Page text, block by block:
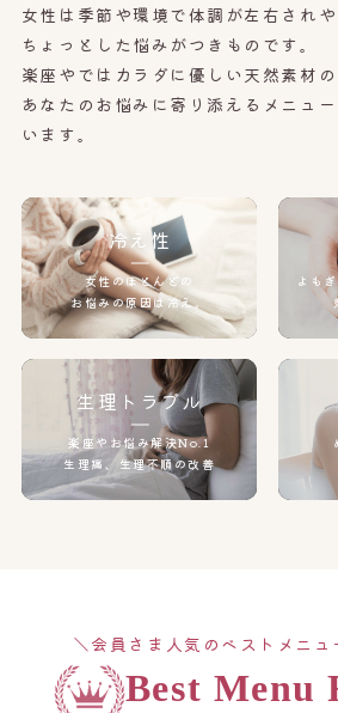
女性は季節や環境で体調が左右され
ちょっとした悩みがつきものです。
楽座やではカラダに優しい天然素材の
あなたのお悩みに寄り添えるメニュ
います。
冷え性
女性のほとんどの
お悩みの原因は冷え。
よも
生理トラブル
楽座やお悩み解決No.1
生理痛、生理不順の改善
＼会員さま人気のベストメニ
Best Menu